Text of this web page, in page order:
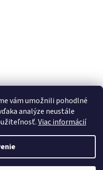
vám umožnili pohodlné
analýze neustále
Viac informácií
Shoptet